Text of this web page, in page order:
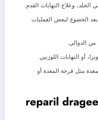
الجلد، وعلاج التهابات القدم.
بعد الخضوع لبعض العمليات
الدوالي.
أو التهابات اللوزتين.
مثل قرحة المعدة أو